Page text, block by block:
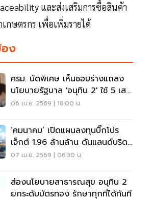
และส่งเสริมการซื้อสินค้า
เกษตรกร เพื่อเพิ่มรายได้
ง
ครม. นัดพิเศษ เห็นชอบร่างแถลง
นโยบายรัฐบาล 'อนุทิน 2' ใช้ 5 เสา
หลักขับเคลื่อนประเทศ
06 เม.ย. 2569 | 18:00 น.
‘คมนาคม’ เปิดแผนลงทุนบิ๊กโปร
เจ็กต์ 1.96 ล้านล้าน ดันแลนด์บริดจ์
เรือธงรัฐบาลอนุทิน 2
07 เม.ย. 2569 | 06:30 น.
ส่องนโยบายสาธารณสุข อนุทิน 2
ยกระดับบัตรทอง รักษาทุกที่ได้ทันที